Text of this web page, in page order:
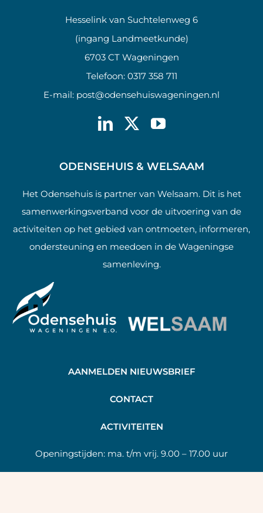
Hesselink van Suchtelenweg 6
(ingang Landmeetkunde)
6703 CT Wageningen
Telefoon: 0317 358 711
E-mail: post@odensehuiswageningen.nl
ODENSEHUIS & WELSAAM
Het Odensehuis is partner van Welsaam. Dit is het
samenwerkingsverband voor de uitvoering van de
activiteiten op het gebied van ontmoeten, informeren,
ondersteuning en meedoen in de Wageningse
samenleving.
AANMELDEN NIEUWSBRIEF
CONTACT
ACTIVITEITEN
Openingstijden: ma. t/m vrij. 9.00 – 17.00 uur